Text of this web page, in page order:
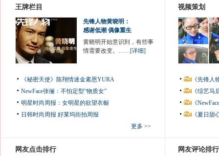
王牌栏目
先锋人物黄晓明：
感谢低潮 偶像重生
黄晓明开始意识到，有些事
情需要改变。……[详细]
《秘密天使》陈翔情迷金素恩YURA
NewFace张俪：不怕定型“物质女”
明星时尚周报：女明星的欲望衣橱
日韩时尚周报 好莱坞街拍周报
更多 >>
视频策划
《先锋
《综艺
《
《夏日
网友点击排行 网友评论排行